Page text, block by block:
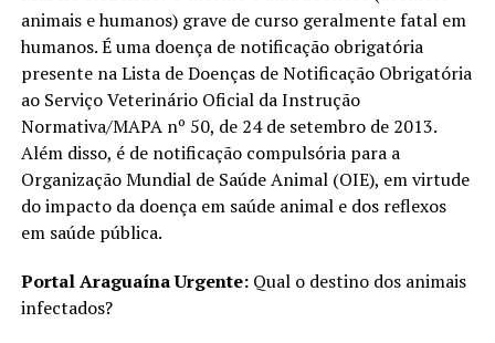
animais e humanos) grave de curso geralmente fatal em
humanos. É uma doença de notificação obrigatória
presente na Lista de Doenças de Notificação Obrigatória
ao Serviço Veterinário Oficial da Instrução
Normativa/MAPA nº 50, de 24 de setembro de 2013.
Além disso, é de notificação compulsória para a
Organização Mundial de Saúde Animal (OIE), em virtude
do impacto da doença em saúde animal e dos reflexos
em saúde pública.
Portal Araguaína Urgente:Qual o destino dos animais
infectados?